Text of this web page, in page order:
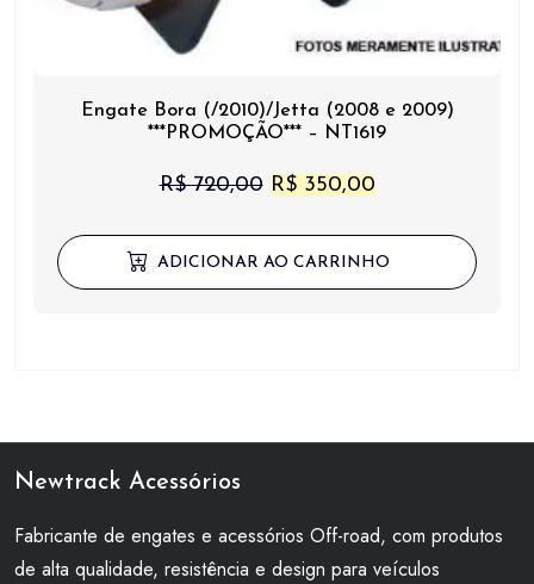
Engate Bora (/2010)/Jetta (2008 e 2009)
***PROMOÇÃO*** – NT1619
R$720,00 O
original
R$350,00O
atual
ADICIONAR AO CARRINHO
Newtrack Acessórios
Fabricante de engates e acessórios Off-road, com produtos
de alta qualidade, resistência e design para veículos